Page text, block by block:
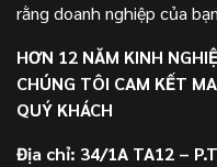
rằng doanh nghiệp của
HƠN 12 NĂM KINH
CHÚNG TÔI CAM KẾT
QUÝ KHÁCH
Địa chỉ: 34/1A TA12 –